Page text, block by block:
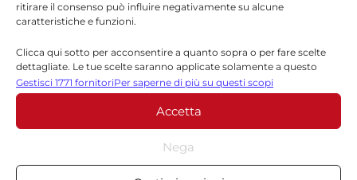
ritirare il consenso può influire negativamente su alcune
caratteristiche e funzioni.
Clicca qui sotto per acconsentire a quanto sopra o per fare scelte
dettagliate. Le tue scelte saranno applicate solamente a questo
sito. È possibile modificare le impostazioni in qualsiasi momento,
compreso il ritiro del consenso, utilizzando i pulsanti della Cookie
Policy o cliccando sul pulsante di gestione del consenso nella parte
inferiore dello schermo.
Statistiche
Gestisci 1771 fornitoriPer saperne di più su questi scopi
Accetta
Nega
TORNA IN ATTUALITÀ